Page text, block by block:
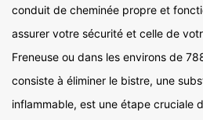
conduit de cheminée propre et
assurer votre sécurité et celle de
Freneuse ou dans les environs de
consiste à éliminer le bistre, une
inflammable, est une étape cruciale